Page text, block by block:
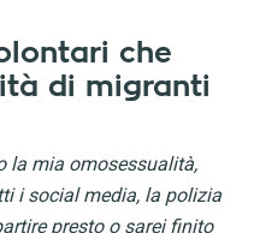
che
di migranti
la mia omosessualità,
i social media, la polizia
presto o sarei finito